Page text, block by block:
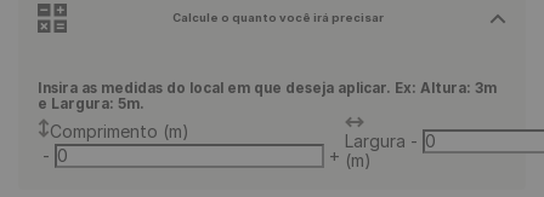
Calcule o quanto você irá precisar
Insira as medidas do local em que deseja aplicar. Ex: Altura: 3m
e Largura: 5m.
Comprimento (m)
-
+
Largura
(m)
-